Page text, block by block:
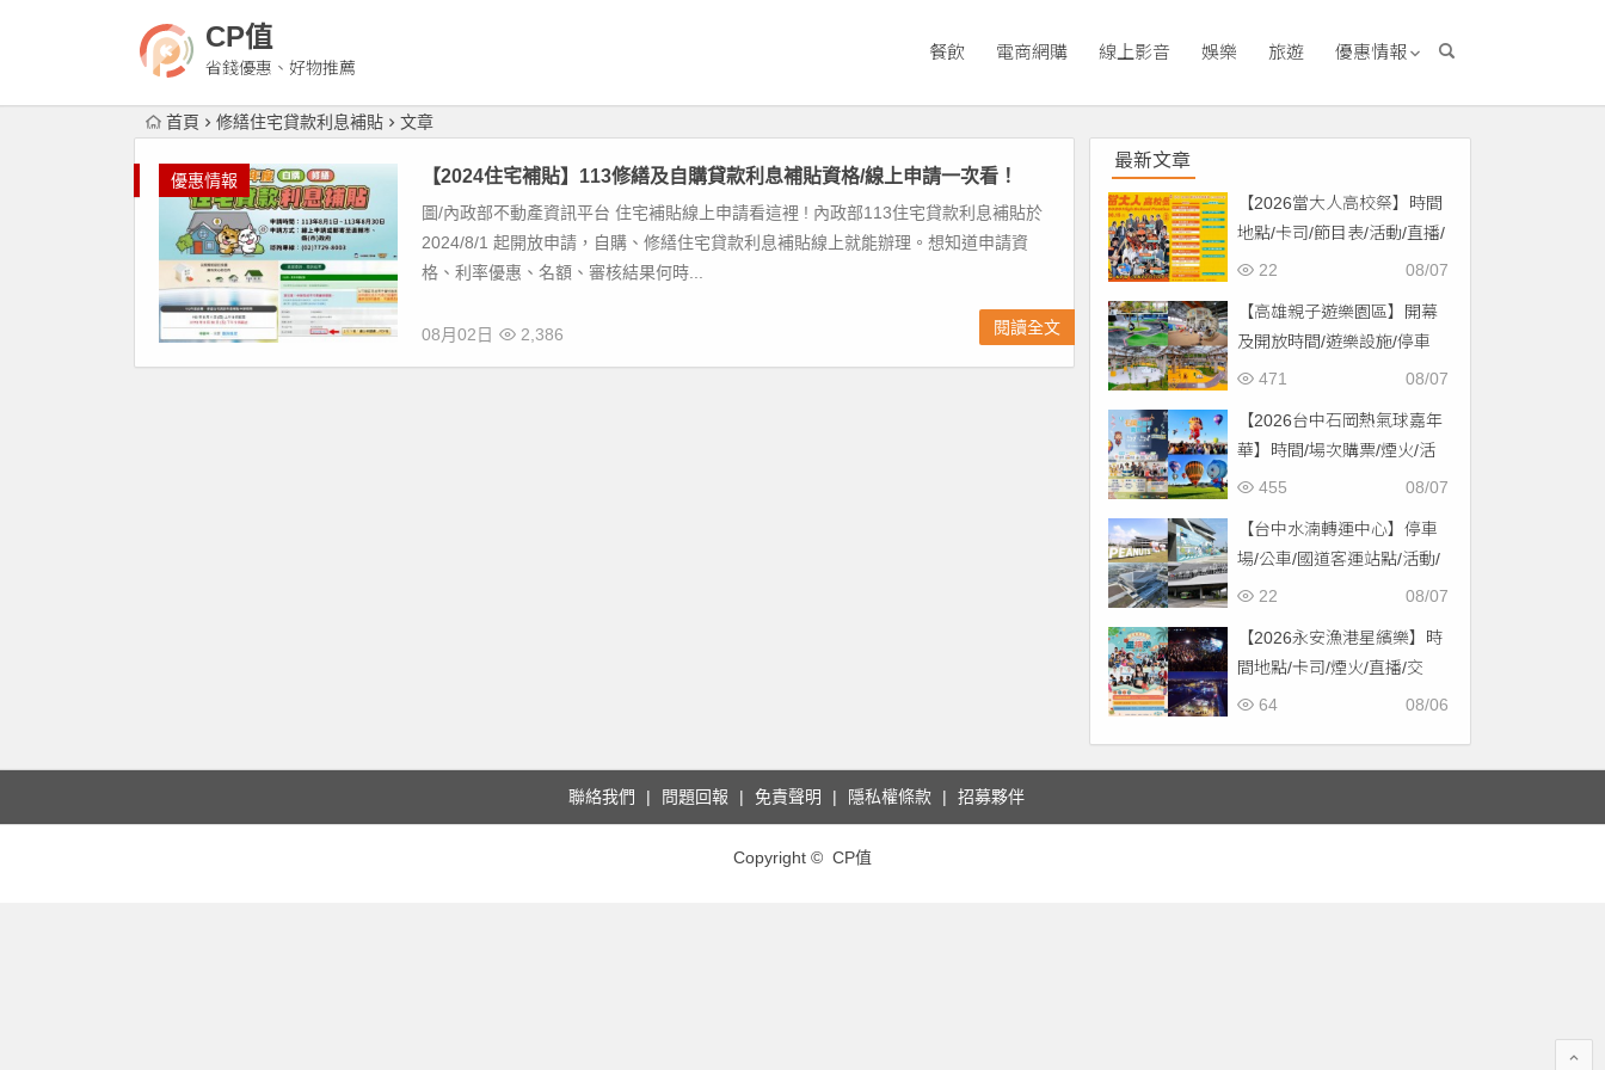
CP值
省錢優惠、好物推薦
餐飲 電商網購 線上影音 娛樂 旅遊 優惠情報
首頁 修繕住宅貸款利息補貼 文章
優惠情報 【2024住宅補貼】113修繕及自購貸款利息補貼資格/線上申請一次看！
圖/內政部不動產資訊平台 住宅補貼線上申請看這裡 ! 內政部113住宅貸款利息補貼於
2024/8/1 起開放申請，自購、修繕住宅貸款利息補貼線上就能辦理。想知道申請資
格、利率優惠、名額、審核結果何時...
08月02日 2,386 閱讀全文
最新文章
【2026當大人高校祭】時間
地點/卡司/節目表/活動/直播/
交通，免費入場！
08/07
22
【高雄親子遊樂園區】開幕
及開放時間/遊樂設施/停車
場/交通一次看！
08/07
471
【2026台中石岡熱氣球嘉年
華】時間/場次購票/煙火/活
動/交通，土牛運動公園登08/07
455
【台中水湳轉運中心】停車
場/公車/國道客運站點/活動/
交通，啟用免費停車！ 08/07
22
【2026永安漁港星繽樂】時
間地點/卡司/煙火/直播/交
通，免費入場！
08/06
64
聯絡我們 問題回報 免責聲明 隱私權條款 招募夥伴
Copyright © CP值